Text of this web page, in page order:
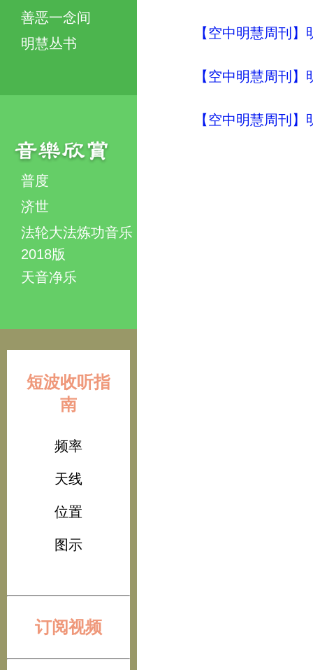
善恶一念间
明慧丛书
普度
济世
法轮大法炼功音乐
2018版
天音净乐
短波收听指
南
频率
天线
位置
图示
订阅视频
【空中明慧周刊
【空中明慧周刊
【空中明慧周刊